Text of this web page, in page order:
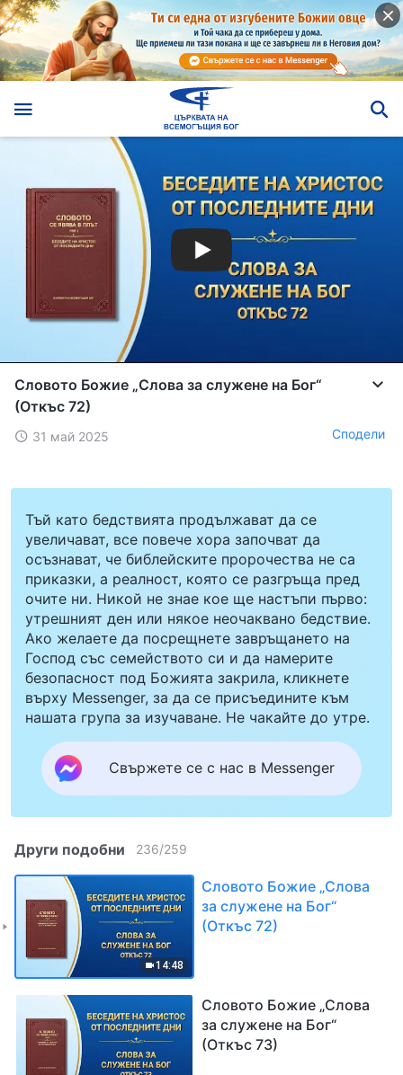
Словото Божие „Слова за служене на Бог“
(Откъс 72)
31 май 2025 Сподели
Тъй като бедствията продължават да се
увеличават, все повече хора започват да
осъзнават, че библейските пророчества не са
приказки, а реалност, която се разгръща пред
очите ни. Никой не знае кое ще настъпи първо:
утрешният ден или някое неочаквано бедствие.
Ако желаете да посрещнете завръщането на
Господ със семейството си и да намерите
безопасност под Божията закрила, кликнете
върху Messenger, за да се присъедините към
нашата група за изучаване. Не чакайте до утре.
Свържете се с нас в Messenger
Други подобни 236/259
14:48
Словото Божие „Слова
за служене на Бог“
(Откъс 72)
Словото Божие „Слова
за служене на Бог“
(Откъс 73)